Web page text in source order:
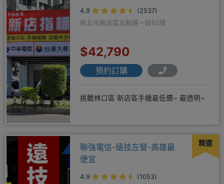
4.9
(2537)
新北市新店區北新路一段62號
$42,790
預約訂購
挑戰林口區 新店區手機最低價~ 最透明~
精選
聯強電信-遠技左營-高雄最
便宜
4.9
(1053)